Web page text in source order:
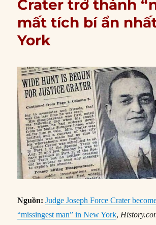
Crater trở thành
mất tích bí ẩn
York
Nguồn: Judge Joseph Force Crater
“missingest man” in New York,